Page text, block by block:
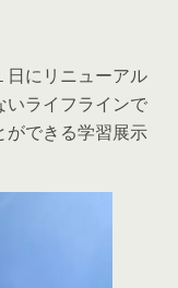
日にリニューアル
いライフラインで
ができる学習展示